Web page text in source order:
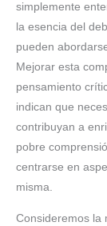
simplemente
la esencia del
pueden
Mejorar esta
pensamiento
indican que
contribuyan a
pobre
centrarse en
misma.
Consideremos la